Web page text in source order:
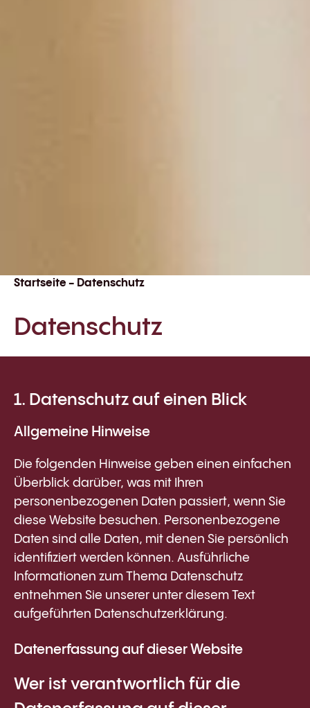
Startseite - Datenschutz
Datenschutz
1. Datenschutz auf einen Blick
Allgemeine Hinweise
Die folgenden Hinweise geben einen einfachen
Überblick darüber, was mit Ihren
personenbezogenen Daten passiert, wenn Sie
diese Website besuchen. Personenbezogene
Daten sind alle Daten, mit denen Sie persönlich
identifiziert werden können. Ausführliche
Informationen zum Thema Datenschutz
entnehmen Sie unserer unter diesem Text
aufgeführten Datenschutzerklärung.
Datenerfassung auf dieser Website
Wer ist verantwortlich für die